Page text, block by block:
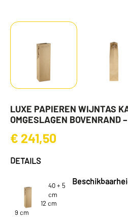
LUXE PAPIEREN WIJNTAS
OMGESLAGEN BOVENRAND
€ 241,50
DETAILS
40 + 5
cm
12 cm
9 cm